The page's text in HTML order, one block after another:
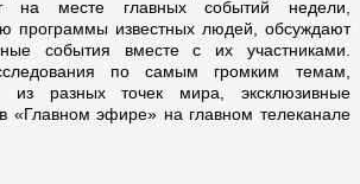
на месте главных событий недели,
программы известных людей, обсуждают
события вместе с их участниками.
по самым громким темам,
из разных точек мира, эксклюзивные
«Главном эфире» на главном телеканале